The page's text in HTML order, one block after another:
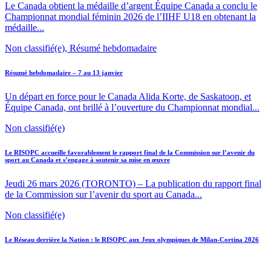
Le Canada obtient la médaille d’argent Équipe Canada a conclu le
Championnat mondial féminin 2026 de l’IIHF U18 en obtenant la
médaille...
Non classifié(e), Résumé hebdomadaire
Résumé hebdomadaire – 7 au 13 janvier
Un départ en force pour le Canada Alida Korte, de Saskatoon, et
Équipe Canada, ont brillé à l’ouverture du Championnat mondial...
Non classifié(e)
Le RISOPC accueille favorablement le rapport final de la Commission sur l’avenir du
sport au Canada et s’engage à soutenir sa mise en œuvre
Jeudi 26 mars 2026 (TORONTO) – La publication du rapport final
de la Commission sur l’avenir du sport au Canada...
Non classifié(e)
Le Réseau derrière la Nation : le RISOPC aux Jeux olympiques de Milan-Cortina 2026